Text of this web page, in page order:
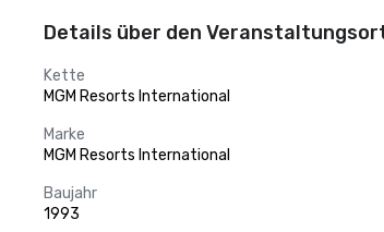
Details über den
Kette
MGM Resorts International
Marke
MGM Resorts International
Baujahr
1993